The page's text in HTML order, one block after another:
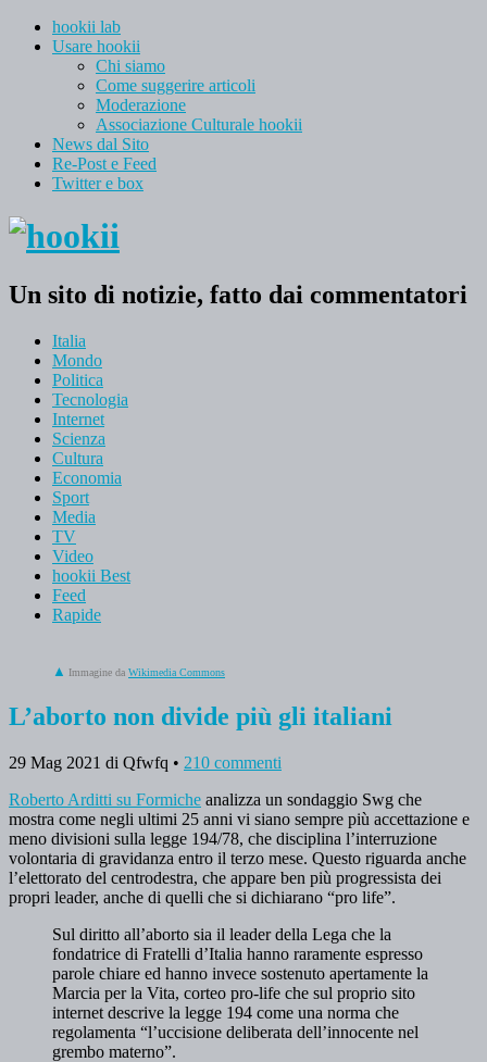
hookii lab
Usare hookii
Chi siamo
Come suggerire articoli
Moderazione
Associazione Culturale hookii
News dal Sito
Re-Post e Feed
Twitter e box
Un sito di notizie, fatto dai commentatori
Italia
Mondo
Politica
Tecnologia
Internet
Scienza
Cultura
Economia
Sport
Media
TV
Video
hookii Best
Feed
Rapide
Immagine da Wikimedia Commons
L’aborto non divide più gli italiani
29 Mag 2021 di Qfwfq • 210 commenti
Roberto Arditti su Formiche analizza un sondaggio Swg che
mostra come negli ultimi 25 anni vi siano sempre più accettazione e
meno divisioni sulla legge 194/78, che disciplina l’interruzione
volontaria di gravidanza entro il terzo mese. Questo riguarda anche
l’elettorato del centrodestra, che appare ben più progressista dei
propri leader, anche di quelli che si dichiarano “pro life”.
Sul diritto all’aborto sia il leader della Lega che la
fondatrice di Fratelli d’Italia hanno raramente espresso
parole chiare ed hanno invece sostenuto apertamente la
Marcia per la Vita, corteo pro-life che sul proprio sito
internet descrive la legge 194 come una norma che
regolamenta “l’uccisione deliberata dell’innocente nel
grembo materno”.